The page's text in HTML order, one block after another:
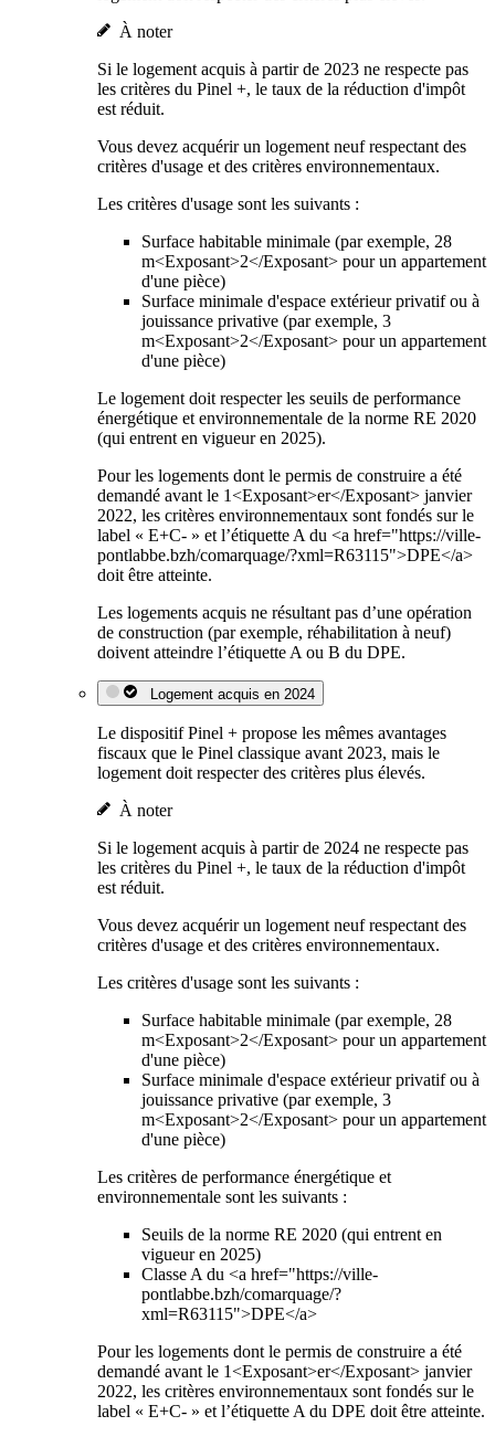
À noter
Si le logement acquis à partir de 2023 ne respecte pas
les critères du Pinel +, le taux de la réduction d'impôt
est réduit.
Vous devez acquérir un logement neuf respectant des
critères d'usage et des critères environnementaux.
Les critères d'usage sont les suivants :
Surface habitable minimale (par exemple, 28
m<Exposant>2</Exposant> pour un appartement
d'une pièce)
Surface minimale d'espace extérieur privatif ou à
jouissance privative (par exemple, 3
m<Exposant>2</Exposant> pour un appartement
d'une pièce)
Le logement doit respecter les seuils de performance
énergétique et environnementale de la norme RE 2020
(qui entrent en vigueur en 2025).
Pour les logements dont le permis de construire a été
demandé avant le 1<Exposant>er</Exposant> janvier
2022, les critères environnementaux sont fondés sur le
label « E+C- » et l’étiquette A du <a href="https://ville-
pontlabbe.bzh/comarquage/?xml=R63115">DPE</a>
doit être atteinte.
Les logements acquis ne résultant pas d’une opération
de construction (par exemple, réhabilitation à neuf)
doivent atteindre l’étiquette A ou B du DPE.
Logement acquis en 2024
Le dispositif Pinel + propose les mêmes avantages
fiscaux que le Pinel classique avant 2023, mais le
logement doit respecter des critères plus élevés.
À noter
Si le logement acquis à partir de 2024 ne respecte pas
les critères du Pinel +, le taux de la réduction d'impôt
est réduit.
Vous devez acquérir un logement neuf respectant des
critères d'usage et des critères environnementaux.
Les critères d'usage sont les suivants :
Surface habitable minimale (par exemple, 28
m<Exposant>2</Exposant> pour un appartement
d'une pièce)
Surface minimale d'espace extérieur privatif ou à
jouissance privative (par exemple, 3
m<Exposant>2</Exposant> pour un appartement
d'une pièce)
Les critères de performance énergétique et
environnementale sont les suivants :
Seuils de la norme RE 2020 (qui entrent en
vigueur en 2025)
Classe A du <a href="https://ville-
pontlabbe.bzh/comarquage/?
xml=R63115">DPE</a>
Pour les logements dont le permis de construire a été
demandé avant le 1<Exposant>er</Exposant> janvier
2022, les critères environnementaux sont fondés sur le
label « E+C- » et l’étiquette A du DPE doit être atteinte.